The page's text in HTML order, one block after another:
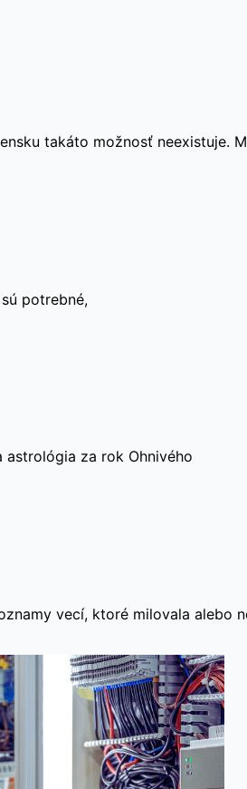
takáto možnosť neexistuje.
potrebné,
za rok Ohnivého
vecí, ktoré milovala alebo